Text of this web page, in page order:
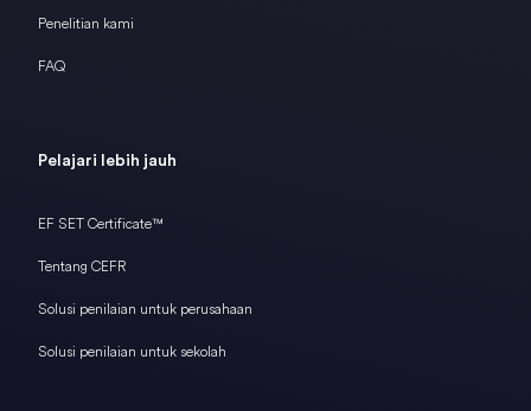
Penelitian kami
FAQ
Pelajari lebih jauh
EF SET Certificate™
Tentang CEFR
Solusi penilaian untuk perusahaan
Solusi penilaian untuk sekolah